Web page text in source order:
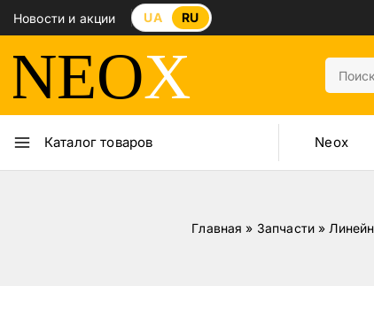
Новости и акции UA RU
Каталог товаров Neox
Главная » Запчасти»